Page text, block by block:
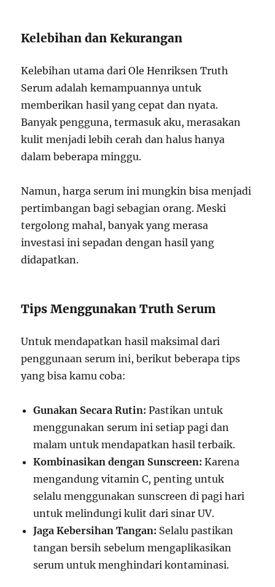
Kelebihan dan Kekurangan
Kelebihan utama dari Ole Henriksen Truth
Serum adalah kemampuannya untuk
memberikan hasil yang cepat dan nyata.
Banyak pengguna, termasuk aku, merasakan
kulit menjadi lebih cerah dan halus hanya
dalam beberapa minggu.
Namun, harga serum ini mungkin bisa menjadi
pertimbangan bagi sebagian orang. Meski
tergolong mahal, banyak yang merasa
investasi ini sepadan dengan hasil yang
didapatkan.
Tips Menggunakan Truth Serum
Untuk mendapatkan hasil maksimal dari
penggunaan serum ini, berikut beberapa tips
yang bisa kamu coba:
Gunakan Secara Rutin: Pastikan untuk
menggunakan serum ini setiap pagi dan
malam untuk mendapatkan hasil terbaik.
Kombinasikan dengan Sunscreen: Karena
mengandung vitamin C, penting untuk
selalu menggunakan sunscreen di pagi hari
untuk melindungi kulit dari sinar UV.
Jaga Kebersihan Tangan: Selalu pastikan
tangan bersih sebelum mengaplikasikan
serum untuk menghindari kontaminasi.